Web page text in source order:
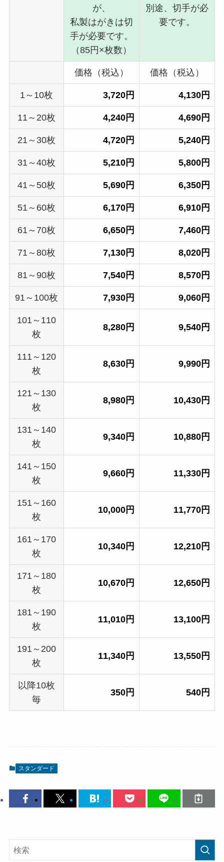
が、
私製はがきは切
手が必要です。
（85円×枚数）
別途、切手が必
要です。
価格（税込） 価格（税込）
1～10枚 3,720円 4,130円
11～20枚 4,240円 4,690円
21～30枚 4,720円 5,240円
31～40枚 5,210円 5,800円
41～50枚 5,690円 6,350円
51～60枚 6,170円 6,910円
61～70枚 6,650円 7,460円
71～80枚 7,130円 8,020円
81～90枚 7,540円 8,570円
91～100枚 7,930円 9,060円
101～110
枚
8,280円 9,540円
111～120
枚
8,630円 9,990円
121～130
枚
8,980円 10,430円
131～140
枚
9,340円 10,880円
141～150
枚
9,660円 11,330円
151～160
枚
10,000円 11,770円
161～170
枚
10,340円 12,210円
171～180
枚
10,670円 12,650円
181～190
枚
11,010円 13,100円
191～200
枚
11,340円 13,550円
以降10枚
毎
350円 540円
スタンダード